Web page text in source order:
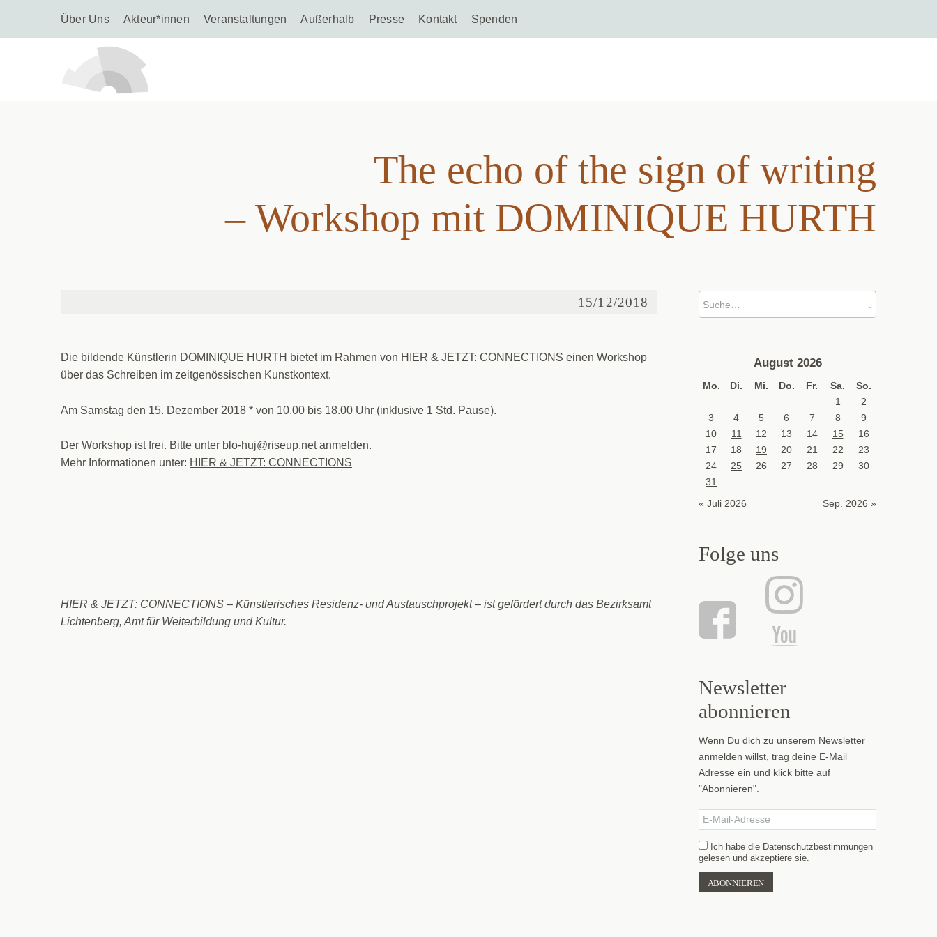
Über Uns Akteur*innen Veranstaltungen Außerhalb Presse Kontakt Spenden
The echo of the sign of writing
– Workshop mit DOMINIQUE HURTH
15/12/2018
Die bildende Künstlerin DOMINIQUE HURTH bietet im Rahmen von HIER & JETZT: CONNECTIONS einen Workshop
über das Schreiben im zeitgenössischen Kunstkontext.
Am Samstag den 15. Dezember 2018 * von 10.00 bis 18.00 Uhr (inklusive 1 Std. Pause).
Der Workshop ist frei. Bitte unter blo-huj@riseup.net anmelden.
Mehr Informationen unter: HIER & JETZT: CONNECTIONS
HIER & JETZT: CONNECTIONS – Künstlerisches Residenz- und Austauschprojekt – ist gefördert durch das Bezirksamt
Lichtenberg, Amt für Weiterbildung und Kultur.
August 2026
Mo. Di. Mi. Do. Fr. Sa. So.
« Juli 2026 Sep. 2026 »
1
2
3
4 5 6 7 8
9
10
11 12 13 14 15
16
17
18 19 20 21 22
23
24
25 26 27 28 29
30
31
Folge uns
Newsletter
abonnieren
Wenn Du dich zu unserem Newsletter
anmelden willst, trag deine E-Mail
Adresse ein und klick bitte auf
"Abonnieren".
Ich habe die Datenschutzbestimmungen
gelesen und akzeptiere sie.